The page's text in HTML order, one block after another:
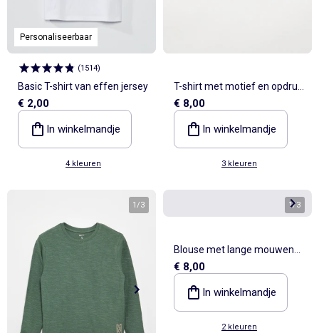
Personaliseerbaar
(1514)
Basic T-shirt van effen jersey
€ 2,00
In winkelmandje
4 kleuren
T-shirt met motief en opdruk
en lange mouwen
€ 8,00
In winkelmandje
3 kleuren
1/3 1/3
Blouse met lange mouwen
en volantkraag
€ 8,00
In winkelmandje
2 kleuren